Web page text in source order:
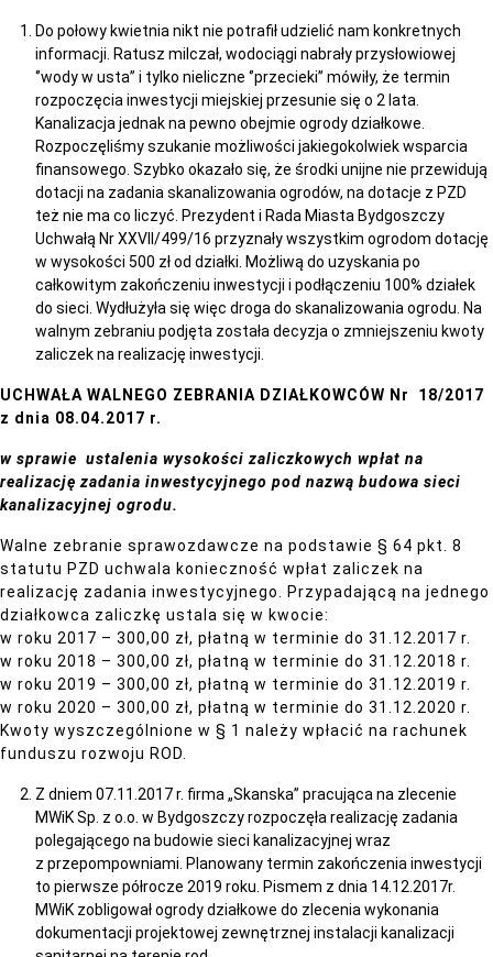
Do połowy kwietnia nikt nie potrafił udzielić nam konkretnych
informacji. Ratusz milczał, wodociągi nabrały przysłowiowej
‘’wody w usta’’ i tylko nieliczne ‘’przecieki’’ mówiły, że termin
rozpoczęcia inwestycji miejskiej przesunie się o 2 lata.
Kanalizacja jednak na pewno obejmie ogrody działkowe.
Rozpoczęliśmy szukanie możliwości jakiegokolwiek wsparcia
finansowego. Szybko okazało się, że środki unijne nie przewidują
dotacji na zadania skanalizowania ogrodów, na dotacje z PZD
też nie ma co liczyć. Prezydent i Rada Miasta Bydgoszczy
Uchwałą Nr XXVII/499/16 przyznały wszystkim ogrodom dotację
w wysokości 500 zł od działki. Możliwą do uzyskania po
całkowitym zakończeniu inwestycji i podłączeniu 100% działek
do sieci. Wydłużyła się więc droga do skanalizowania ogrodu. Na
walnym zebraniu podjęta została decyzja o zmniejszeniu kwoty
zaliczek na realizację inwestycji.
UCHWAŁA WALNEGO ZEBRANIA DZIAŁKOWCÓW Nr 18/2017
z dnia 08.04.2017 r.
w sprawie ustalenia wysokości zaliczkowych wpłat na
realizację zadania inwestycyjnego pod nazwą budowa sieci
kanalizacyjnej ogrodu.
Walne zebranie sprawozdawcze na podstawie § 64 pkt. 8
statutu PZD uchwala konieczność wpłat zaliczek na
realizację zadania inwestycyjnego. Przypadającą na jednego
działkowca zaliczkę ustala się w kwocie:
w roku 2017 – 300,00 zł, płatną w terminie do 31.12.2017 r.
w roku 2018 – 300,00 zł, płatną w terminie do 31.12.2018 r.
w roku 2019 – 300,00 zł, płatną w terminie do 31.12.2019 r.
w roku 2020 – 300,00 zł, płatną w terminie do 31.12.2020 r.
Kwoty wyszczególnione w § 1 należy wpłacić na rachunek
funduszu rozwoju ROD.
Z dniem 07.11.2017 r. firma „Skanska” pracująca na zlecenie
MWiK Sp. z o.o. w Bydgoszczy rozpoczęła realizację zadania
polegającego na budowie sieci kanalizacyjnej wraz
z przepompowniami. Planowany termin zakończenia inwestycji
to pierwsze półrocze 2019 roku. Pismem z dnia 14.12.2017r.
MWiK zobligował ogrody działkowe do zlecenia wykonania
dokumentacji projektowej zewnętrznej instalacji kanalizacji